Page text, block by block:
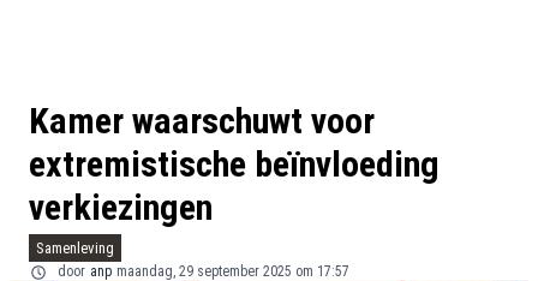
Kamer waarschuwt voor
extremistische beïnvloeding
verkiezingen
Samenleving
door anp maandag, 29 september 2025 om 17:57